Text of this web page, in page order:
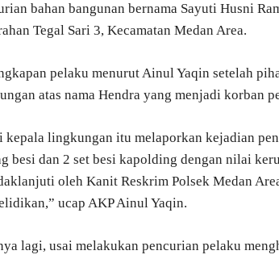
bahan bangunan bernama Sayuti Husni
Tegal Sari 3, Kecamatan Medan Area.
pelaku menurut Ainul Yaqin setelah
atas nama Hendra yang menjadi korban
kepala lingkungan itu melaporkan kejadian
besi dan 2 set besi kapolding dengan nilai
oleh Kanit Reskrim Polsek Medan
ucap AKP Ainul Yaqin.
lagi, usai melakukan pencurian pelaku